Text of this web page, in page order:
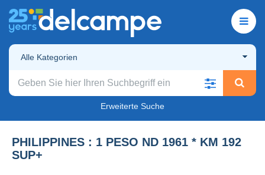
Alle Kategorien
Erweiterte Suche
PHILIPPINES : 1 PESO ND 1961 * KM 192
SUP+